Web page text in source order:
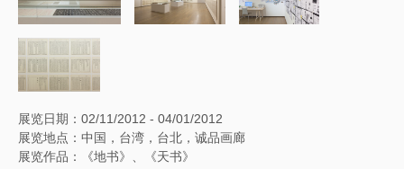
展览日期：02/11/2012 - 04/01/2012
展览地点：中国，台湾，台北，诚品画廊
展览作品：《地书》、《天书》